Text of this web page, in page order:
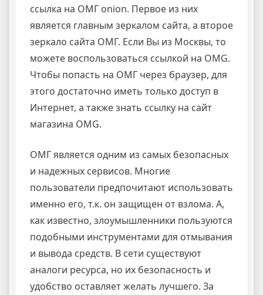
ссылка на ОМГ onion. Первое из них
является главным зеркалом сайта, а второе
зеркало сайта ОМГ. Если Вы из Москвы, то
можете воспользоваться ссылкой на OMG.
Чтобы попасть на ОМГ через браузер, для
этого достаточно иметь только доступ в
Интернет, а также знать ссылку на сайт
магазина OMG.
ОМГ является одним из самых безопасных
и надежных сервисов. Многие
пользователи предпочитают использовать
именно его, т.к. он защищен от взлома. А,
как известно, злоумышленники пользуются
подобными инструментами для отмывания
и вывода средств. В сети существуют
аналоги ресурса, но их безопасность и
удобство оставляет желать лучшего. За